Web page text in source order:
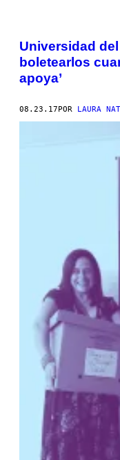
Universidad del
boletearlos
apoya’
08.23.17POR LAURA